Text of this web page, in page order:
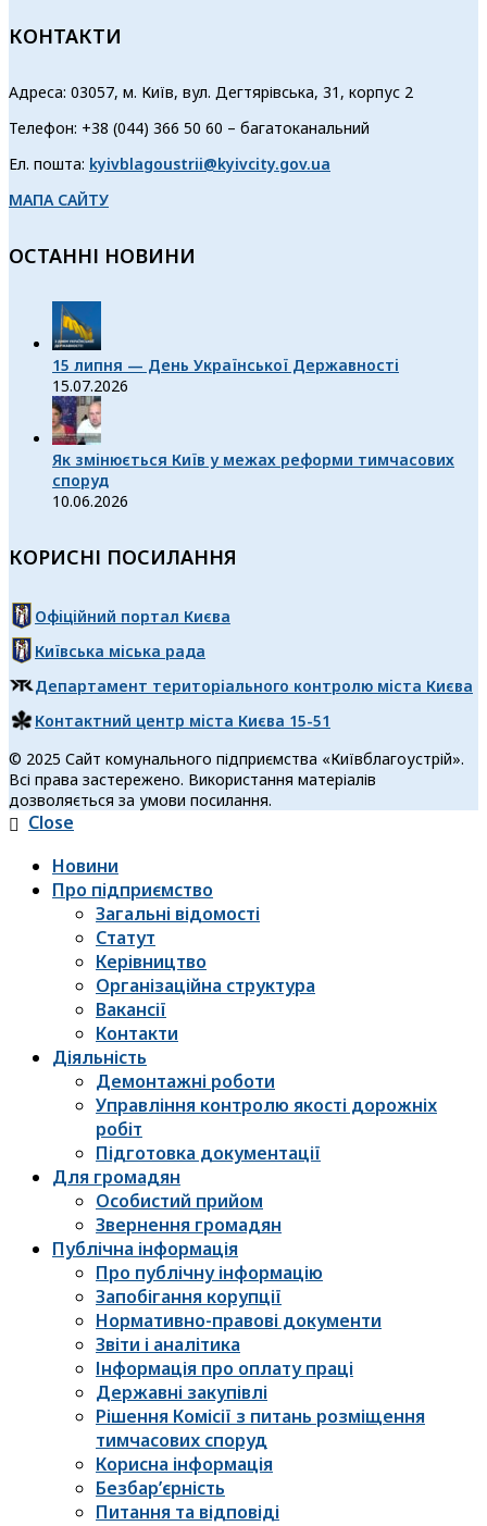
КОНТАКТИ
Адреса: 03057, м. Київ, вул. Дегтярівська, 31, корпус 2
Телефон: +38 (044) 366 50 60 – багатоканальний
Ел. пошта: kyivblagoustrii@kyivcity.gov.ua
МАПА САЙТУ
ОСТАННІ НОВИНИ
15 липня — День Української Державності
15.07.2026
Як змінюється Київ у межах реформи тимчасових
споруд
10.06.2026
КОРИСНІ ПОСИЛАННЯ
Офіційний портал Києва
Київська міська рада
Департамент територіального контролю міста Києва
Контактний центр міста Києва 15-51
© 2025 Сайт комунального підприємства «Київблагоустрій».
Всі права застережено. Використання матеріалів
дозволяється за умови посилання.
Close
Новини
Про підприємство
Загальні відомості
Статут
Керівництво
Організаційна структура
Вакансії
Контакти
Діяльність
Демонтажні роботи
Управління контролю якості дорожніх
робіт
Підготовка документації
Для громадян
Особистий прийом
Звернення громадян
Публічна інформація
Про публічну інформацію
Запобігання корупції
Нормативно-правові документи
Звіти і аналітика
Інформація про оплату праці
Державні закупівлі
Рішення Комісії з питань розміщення
тимчасових споруд
Корисна інформація
Безбар’єрність
Питання та відповіді